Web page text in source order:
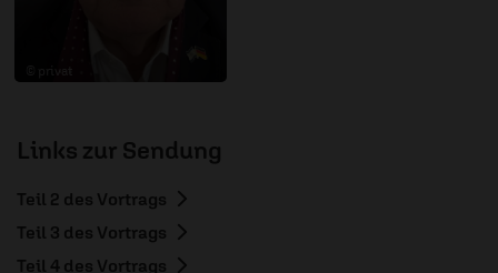
Links zur Sendung
Teil 2 des Vortrags
Teil 3 des Vortrags
Teil 4 des Vortrags